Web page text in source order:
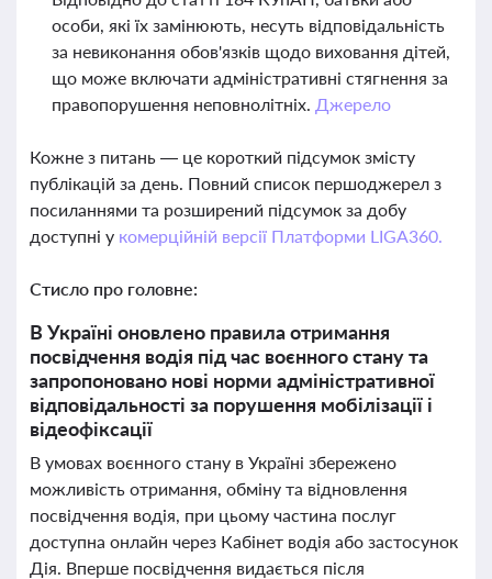
особи, які їх замінюють, несуть відповідальність
за невиконання обов'язків щодо виховання дітей,
що може включати адміністративні стягнення за
правопорушення неповнолітніх. Джерело
Кожне з питань — це короткий підсумок змісту
публікацій за день. Повний список першоджерел з
посиланнями та розширений підсумок за добу
доступні у комерційній версії Платформи LIGA360.
Стисло про головне:
В Україні оновлено правила отримання
посвідчення водія під час воєнного стану та
запропоновано нові норми адміністративної
відповідальності за порушення мобілізації і
відеофіксації
В умовах воєнного стану в Україні збережено
можливість отримання, обміну та відновлення
посвідчення водія, при цьому частина послуг
доступна онлайн через Кабінет водія або застосунок
Дія. Вперше посвідчення видається після